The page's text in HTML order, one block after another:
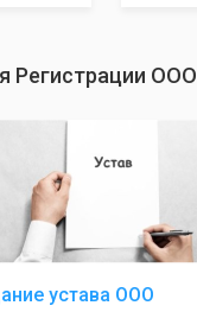
Регистрации ООО
устава ООО